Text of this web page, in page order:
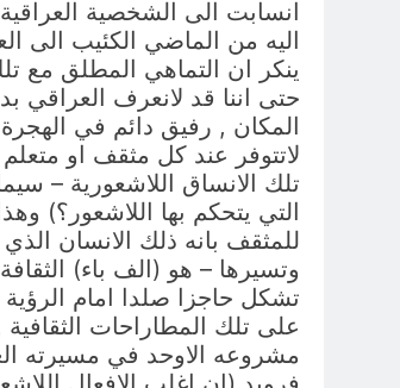
انسابت الى الشخصية
اليه من الماضي الكئيب الى
ينكر ان التماهي المطلق مع
حتى اننا قد لانعرف العراقي
المكان , رفيق دائم في
لاتتوفر عند كل مثقف او
تلك الانساق اللاشعورية –
التي يتحكم بها اللاشعور؟)
للمثقف بانه ذلك الانسان
وتسيرها – هو (الف باء)
تشكل حاجزا صلدا امام الرؤية
على تلك المطاراحات
مشروعه الاوحد في مسيرته